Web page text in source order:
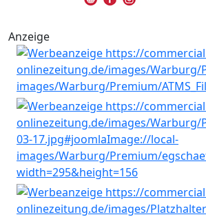
Anzeige